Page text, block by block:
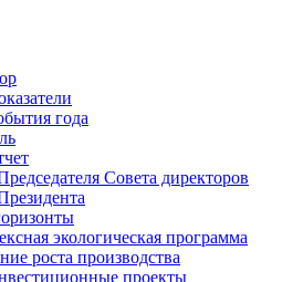
года
Совета директоров
экологическая программа
роста производства
проекты